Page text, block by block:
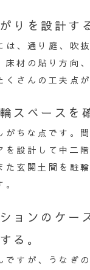
りを設計す
は、通り庭、吹
床材の貼り方向
くさんの工夫点が
スペースを
がちな点です。
を設計して中二
た玄関土間を駐
ョンのケー
る。
ですが、うなぎ